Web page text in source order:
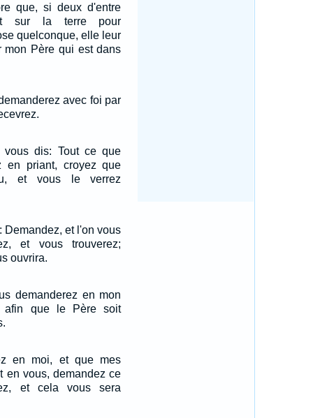
que, si deux d'entre
sur la terre pour
quelconque, elle leur
mon Père qui est dans
avec foi par
vous dis: Tout ce que
en priant, croyez que
et vous le verrez
Demandez, et l'on vous
et vous trouverez;
ouvrira.
demanderez en mon
afin que le Père soit
en moi, et que mes
en vous, demandez ce
et cela vous sera